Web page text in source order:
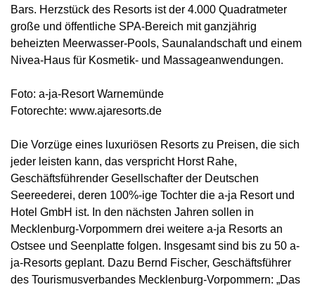
Bars. Herzstück des Resorts ist der 4.000 Quadratmeter
große und öffentliche SPA-Bereich mit ganzjährig
beheizten Meerwasser-Pools, Saunalandschaft und einem
Nivea-Haus für Kosmetik- und Massageanwendungen.
Foto: a-ja-Resort Warnemünde
Fotorechte: www.ajaresorts.de
Die Vorzüge eines luxuriösen Resorts zu Preisen, die sich
jeder leisten kann, das verspricht Horst Rahe,
Geschäftsführender Gesellschafter der Deutschen
Seereederei, deren 100%-ige Tochter die a-ja Resort und
Hotel GmbH ist. In den nächsten Jahren sollen in
Mecklenburg-Vorpommern drei weitere a-ja Resorts an
Ostsee und Seenplatte folgen. Insgesamt sind bis zu 50 a-
ja-Resorts geplant. Dazu Bernd Fischer, Geschäftsführer
des Tourismusverbandes Mecklenburg-Vorpommern: „Das